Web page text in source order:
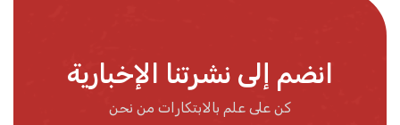
انضم إلى نشرتنا الإخبارية
كن على علم بالابتكارات من نحن